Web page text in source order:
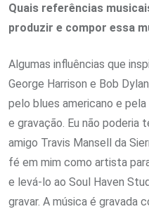
Quais referências
produzir e compor essa
Algumas influências que
George Harrison e Bob
pelo blues americano e
e gravação. Eu não poderia
amigo Travis Mansell da
fé em mim como artista
e levá-lo ao Soul Haven
gravar. A música é gravada